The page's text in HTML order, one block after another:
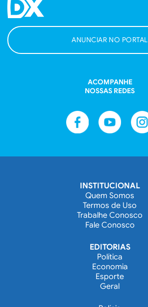
ANUNCIAR NO PORTAL
ACOMPANHE
NOSSAS REDES
INSTITUCIONAL
Quem Somos
Termos de Uso
Trabalhe Conosco
Fale Conosco
EDITORIAS
Política
Economia
Esporte
Geral